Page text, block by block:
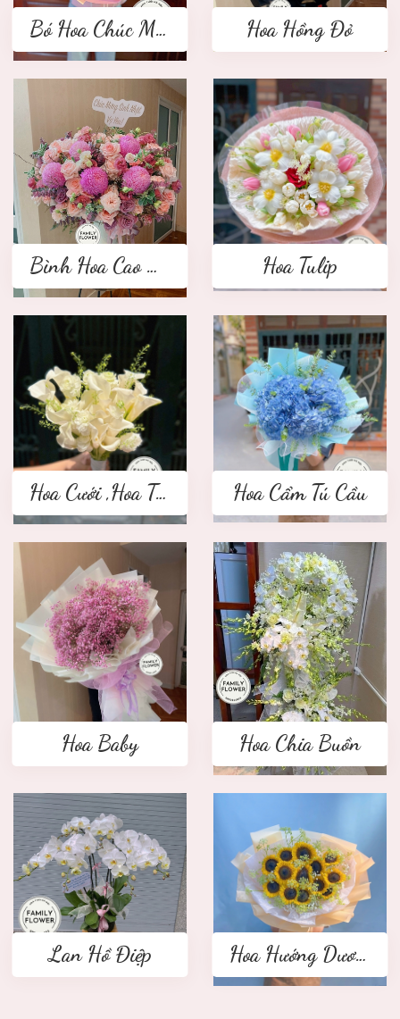
Bó Hoa Chúc Mừng Hoa Hồng Đỏ
Bình Hoa Cao Cấp Hoa Tulip
Hoa Cưới ,Hoa Tay Cầm Cô Dâu Hoa Cẩm Tú Cầu
Hoa Baby Hoa Chia Buồn
Lan Hồ Điệp Hoa Hướng Dương